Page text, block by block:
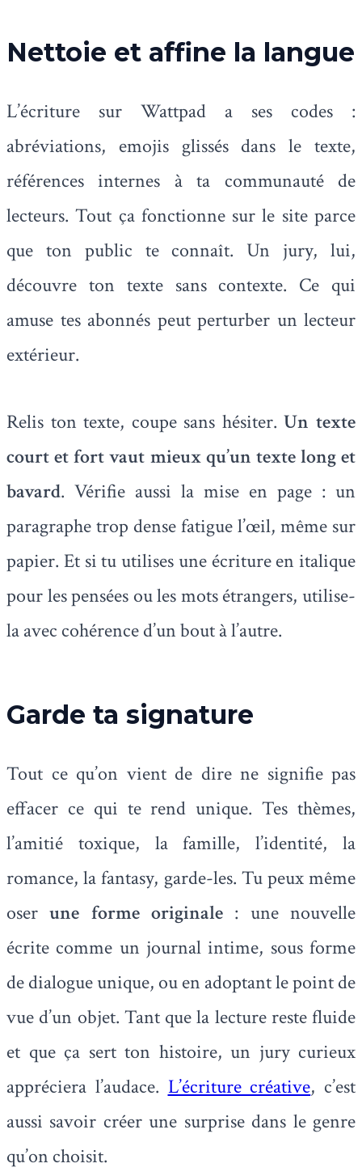
Nettoie et affine la langue
L’écriture sur Wattpad a ses codes :
abréviations, emojis glissés dans le texte,
références internes à ta communauté de
lecteurs. Tout ça fonctionne sur le site parce
que ton public te connaît. Un jury, lui,
découvre ton texte sans contexte. Ce qui
amuse tes abonnés peut perturber un lecteur
extérieur.
Relis ton texte, coupe sans hésiter.Un texte
court et fort vaut mieux qu’un texte long et
bavard. Vérifie aussi la mise en page : un
paragraphe trop dense fatigue l’œil, même sur
papier. Et si tu utilises une écriture en italique
pour les pensées ou les mots étrangers, utilise-
la avec cohérence d’un bout à l’autre.
Garde ta signature
Tout ce qu’on vient de dire ne signifie pas
effacer ce qui te rend unique. Tes thèmes,
l’amitié toxique, la famille, l’identité, la
romance, la fantasy, garde-les. Tu peux même
oserune forme originale : une nouvelle
écrite comme un journal intime, sous forme
de dialogue unique, ou en adoptant le point de
vue d’un objet. Tant que la lecture reste fluide
et que ça sert ton histoire, un jury curieux
appréciera l’audace. L’écriture créative, c’est
aussi savoir créer une surprise dans le genre
qu’on choisit.